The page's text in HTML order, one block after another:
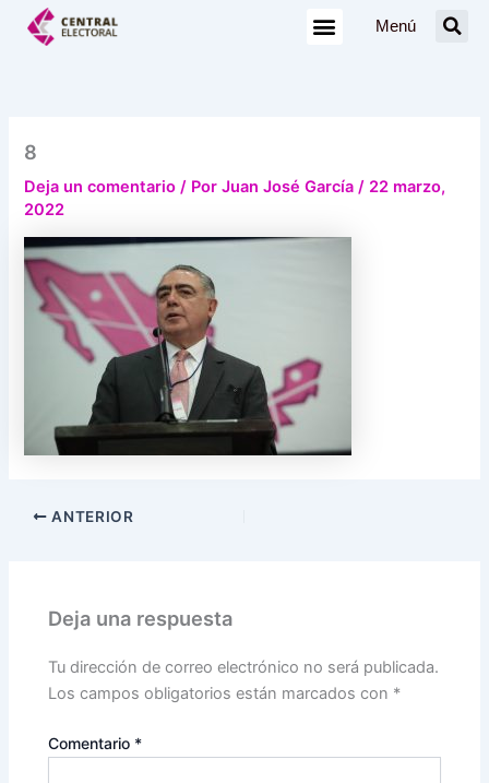
Menú
8
Deja un comentario / PorJuan José García/ 22 marzo,
2022
ANTERIOR
Deja una respuesta
Tu dirección de correo electrónico no será publicada.
Los campos obligatorios están marcados con *
Comentario *